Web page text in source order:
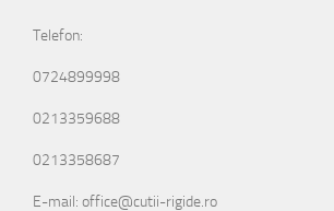
Telefon:
0724899998
0213359688
0213358687
E-mail: office@cutii-rigide.ro